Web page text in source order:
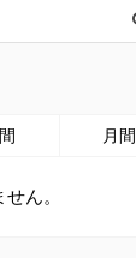
月間
ん。